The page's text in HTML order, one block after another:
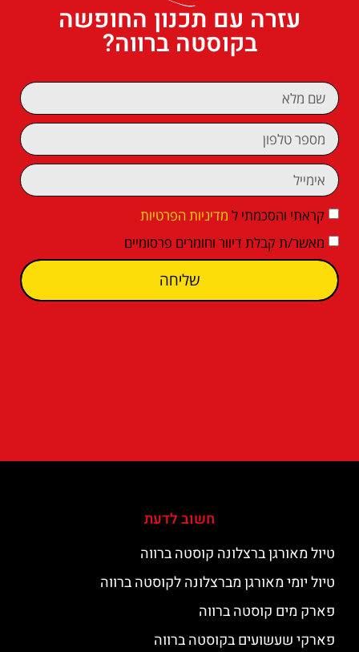
עזרה עם תכנון החופשה
בקוסטה ברווה?
קראתי והסכמתי ל מדיניות הפרטיות
מאשר/ת קבלת דיוור וחומרים פרסומיים
שליחה
חשוב לדעת
טיול מאורגן ברצלונה קוסטה ברווה
טיול יומי מאורגן מברצלונה לקוסטה ברווה
פארק מים קוסטה ברווה
פארקי שעשועים בקוסטה ברווה